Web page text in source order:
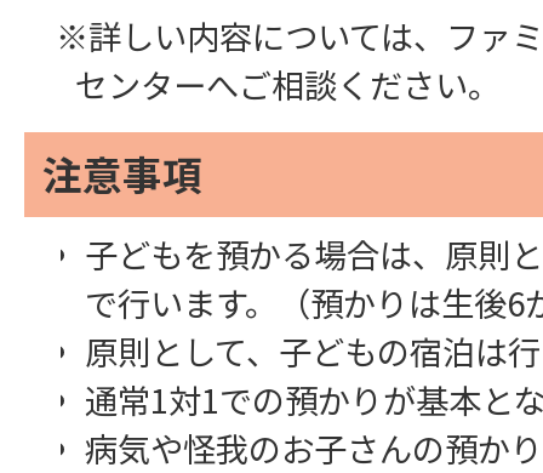
※詳しい内容については、ファ
センターへご相談ください。
注意事項
子どもを預かる場合は、原則
で行います。（預かりは生後6
原則として、子どもの宿泊は
通常1対1での預かりが基本と
病気や怪我のお子さんの預か